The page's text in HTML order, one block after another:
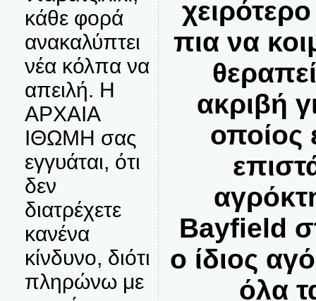
κάθε φορά
ανακαλύπτει
νέα κόλπα να
απειλή. Η
ΑΡΧΑΙΑ
ΙΘΩΜΗ σας
εγγυάται, ότι
δεν
διατρέχετε
κανένα
κίνδυνο, διότι
πληρώνω με
πια να
ακριβή
οποίος
Bayfield
ο ίδιος
όλα